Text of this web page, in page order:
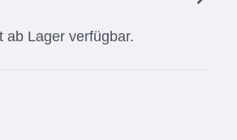
ab Lager verfügbar.